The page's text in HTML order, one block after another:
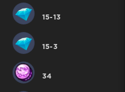
15-13
15-3
34